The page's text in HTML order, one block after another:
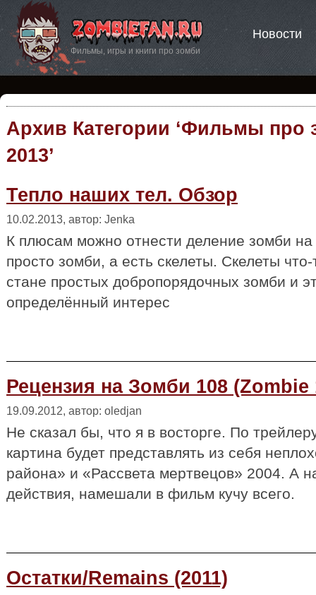
Фильмы, игры и книги про зомби
Новости
Архив Категории ‘Фильмы про
2013’
Тепло наших тел. Обзор
10.02.2013, автор: Jenka
К плюсам можно отнести деление зомби
просто зомби, а есть скелеты. Скелеты
стане простых добропорядочных зомби и
определённый интерес
Рецензия на Зомби 108 (Zombie
19.09.2012, автор: oledjan
Не сказал бы, что я в восторге. По
картина будет представлять из себя
района» и «Рассвета мертвецов» 2004. А
действия, намешали в фильм кучу всего.
Остатки/Remains (2011)